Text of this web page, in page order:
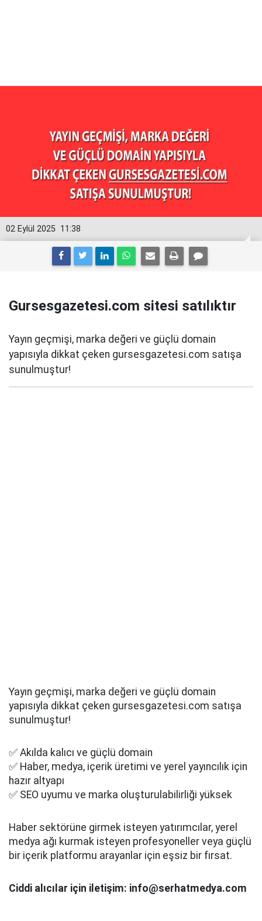
11:38
02 Eylül 2025
Gursesgazetesi.com sitesi satılıktır
Yayın geçmişi, marka değeri ve güçlü domain
yapısıyla dikkat çeken gursesgazetesi.com satışa
sunulmuştur!
Yayın geçmişi, marka değeri ve güçlü domain
yapısıyla dikkat çeken gursesgazetesi.com satışa
sunulmuştur!
✅ Akılda kalıcı ve güçlü domain
✅ Haber, medya, içerik üretimi ve yerel yayıncılık için
hazır altyapı
✅ SEO uyumu ve marka oluşturulabilirliği yüksek
Haber sektörüne girmek isteyen yatırımcılar, yerel
medya ağı kurmak isteyen profesyoneller veya güçlü
bir içerik platformu arayanlar için eşsiz bir fırsat.
Ciddi alıcılar için iletişim: info@serhatmedya.com